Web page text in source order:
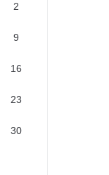
2
9
16
23
30